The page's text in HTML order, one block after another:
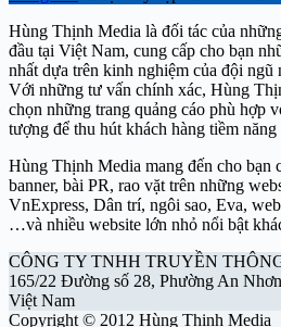
Hùng Thịnh Media là đối tác của
đầu tại Việt Nam, cung cấp cho bạn
nhất dựa trên kinh nghiệm của đội ngũ
Với những tư vấn chính xác, Hùng
chọn những trang quảng cáo phù hợp
tượng để thu hút khách hàng tiềm năng
Hùng Thịnh Media mang đến cho bạn
banner, bài PR, rao vặt trên những
VnExpress, Dân trí, ngôi sao, Eva,
…và nhiều website lớn nhỏ nổi bật
CÔNG TY TNHH TRUYỀN
165/22 Đường số 28, Phường An
Việt Nam
Copyright © 2012 Hùng Thịnh Media